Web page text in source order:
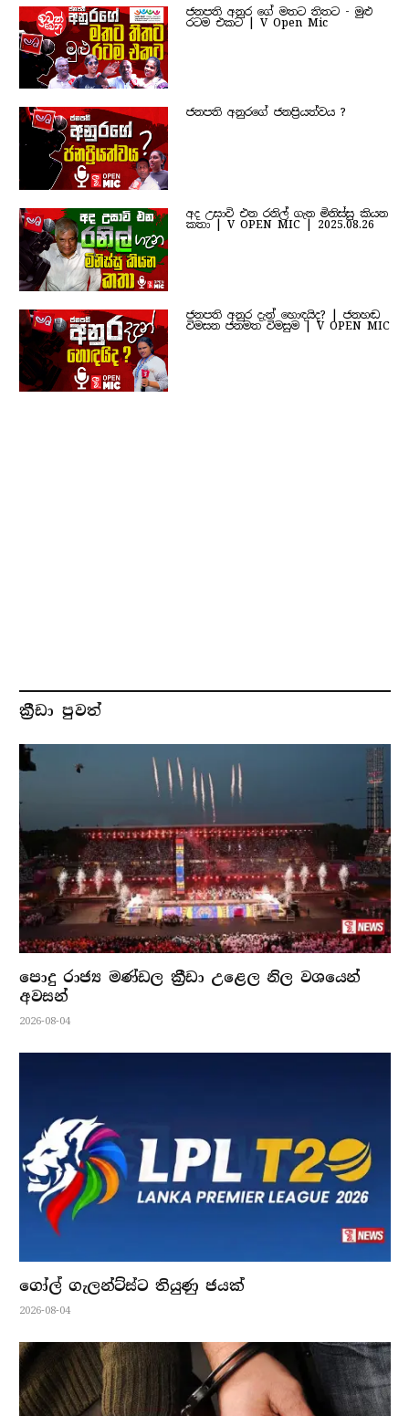
ජනපති අනුර ගේ මතට තිතට - මුළු
රටම එකට | V Open Mic
ජනපති අනුරගේ ජනප්‍රියත්වය ?
අද උසාවි එන රනිල් ගැන මිනිස්සු කියන
කතා | V OPEN MIC | 2025.08.26
ජනපති අනුර දැන් හොඳයිද? | ජනහඬ
විමසන ජනමත විමසුම | V OPEN MIC
ක්‍රීඩා පුවත්
පොදු රාජ්‍ය මණ්ඩල ක්‍රීඩා උළෙල නිල වශයෙන්
අවසන්
2026-08-04
ගෝල් ගැලන්ට්ස්ට තියුණු ජයක්
2026-08-04